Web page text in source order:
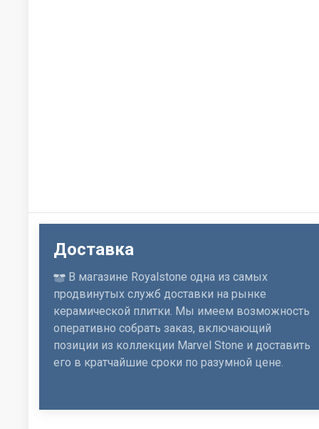
Доставка
В магазине Royalstone одна из самых
продвинутых служб доставки на рынке
керамической плитки. Мы имеем возможность
оперативно собрать заказ, включающий
позиции из коллекции Marvel Stone и доставить
его в кратчайшие сроки по разумной цене.